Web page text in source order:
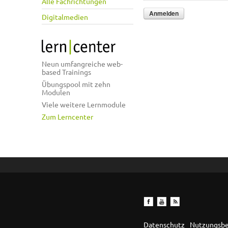
Digitalmedien
Neun umfangreiche web-
based Trainings
Übungspool mit zehn
Modulen
Viele weitere Lernmodule
Zum Lerncenter
Datenschutz